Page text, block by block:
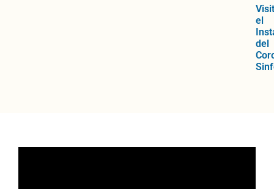
el
del